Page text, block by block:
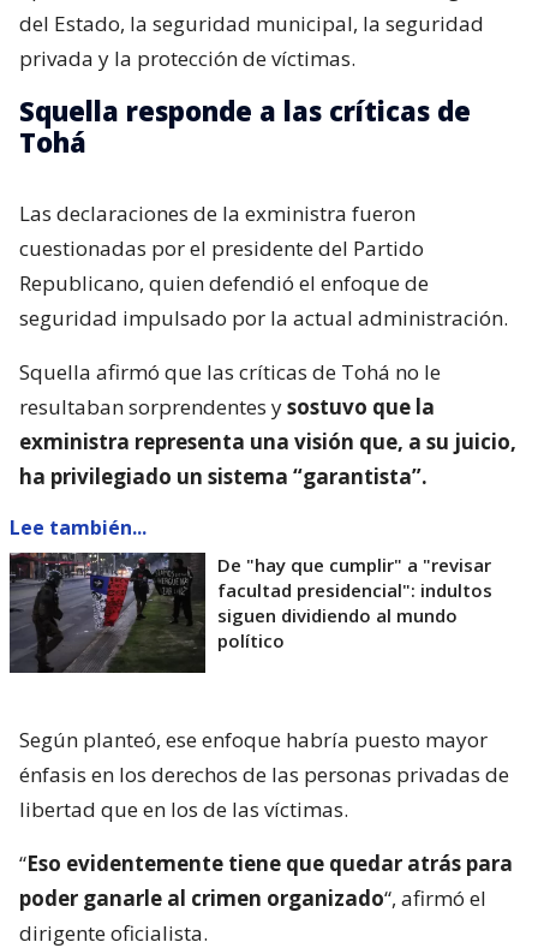
del Estado, la seguridad municipal, la seguridad
privada y la protección de víctimas.
Squella responde a las críticas de
Tohá
Las declaraciones de la exministra fueron
cuestionadas por el presidente del Partido
Republicano, quien defendió el enfoque de
seguridad impulsado por la actual administración.
Squella afirmó que las críticas de Tohá no le
resultaban sorprendentes ysostuvo que la
exministra representa una visión que, a su juicio,
ha privilegiado un sistema “garantista”.
Lee también...
De "hay que cumplir" a "revisar
facultad presidencial": indultos
siguen dividiendo al mundo
político
Según planteó, ese enfoque habría puesto mayor
énfasis en los derechos de las personas privadas de
libertad que en los de las víctimas.
“Eso evidentemente tiene que quedar atrás para
poder ganarle al crimen organizado“, afirmó el
dirigente oficialista.